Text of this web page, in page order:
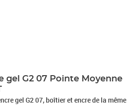
gel G2 07 Pointe Moyenne
gel G2 07, boîtier et encre de la même